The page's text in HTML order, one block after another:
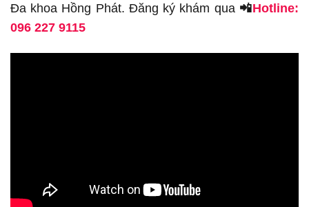
Đa khoa Hồng Phát. Đăng ký khám qua 📲Hotline:
096 227 9115